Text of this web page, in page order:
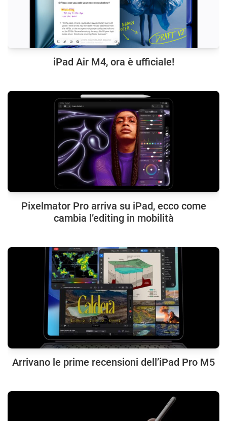
iPad Air M4, ora è ufficiale!
Pixelmator Pro arriva su iPad, ecco come
cambia l’editing in mobilità
Arrivano le prime recensioni dell’iPad Pro M5